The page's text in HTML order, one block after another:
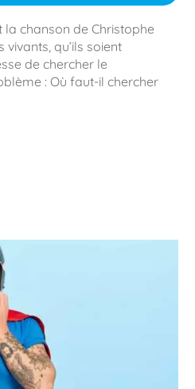
la chanson de Christophe
qu’ils soient
de chercher le
: Où faut-il chercher